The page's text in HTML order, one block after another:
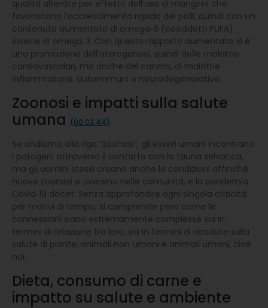
qualità alterate per effetto dell’uso di mangimi che
favoriscono l’accrescimento rapido dei polli, quindi con un
contenuto aumentato di omega‑6 (cosiddetti PUFA)
invece di omega‑3. Con questo rapporto aumentato vi è
una promozione dell’aterogenesi, quindi delle malattie
cardiovascolari, ma anche del cancro, di malattie
infiammatorie, autoimmuni e neurodegenerative.
Zoonosi e impatti sulla salute
umana (00:03:44)
Se andiamo alla riga “zoonosi”, gli esseri umani incontrano
i patogeni attraverso il contatto con la fauna selvatica,
ma gli uomini stessi creano anche le condizioni affinché
nuove zoonosi si riversino nelle comunità, e la pandemia
Covid‑19 docet. Senza approfondire ogni singola criticità
per motivi di tempo, si comprende però come le
connessioni siano estremamente complesse sia in
termini di relazione tra loro, sia in termini di ricadute sulla
salute di piante, animali non umani e animali umani, cioè
noi.
Dieta, consumo di carne e
impatto su salute e ambiente